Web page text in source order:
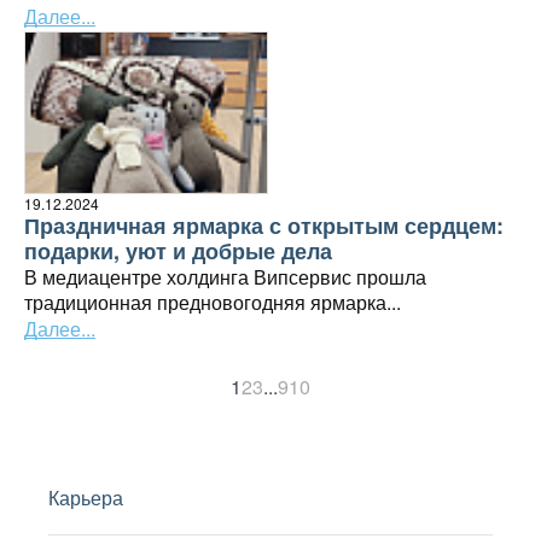
Далее...
Праздничная ярмарка с открытым сердцем:
подарки, уют и добрые дела
В медиацентре холдинга Випсервис прошла
традиционная предновогодняя ярмарка...
19.12.2024
Далее...
123...910
Карьера